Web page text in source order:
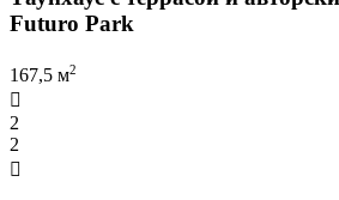
Futuro Park
167,5 м2

2
2
